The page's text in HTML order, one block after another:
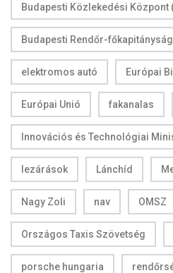
Budapesti Közlekedési Központ
Budapesti Rendőr-főkapitányság
elektromos autó Európai
Európai Unió fakanalas
Innovációs és Technológiai
lezárások Lánchíd
Nagy Zoli nav OMSZ
Országos Taxis Szövetség
porsche hungaria